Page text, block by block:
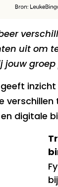
uit om
jouw groep
inzicht
verschillen
digitale